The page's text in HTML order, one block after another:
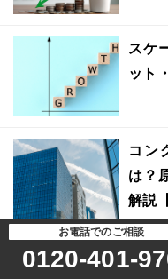
スケ
ット
コン
は？
解説
連
お電話でのご相談
0120-401-